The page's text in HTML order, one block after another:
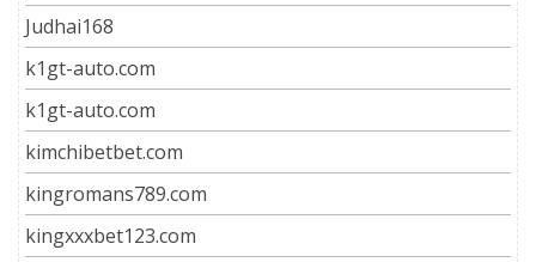
Judhai168
k1gt-auto.com
k1gt-auto.com
kimchibetbet.com
kingromans789.com
kingxxxbet123.com